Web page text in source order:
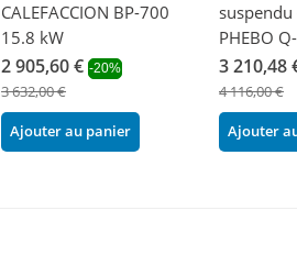
CALEFACCION BP-700
15.8 kW
2 905,60 € -20%
3 632,00 €
Ajouter au panier
suspendu
PHEBO
3 210,48
4 116,00 €
Ajouter